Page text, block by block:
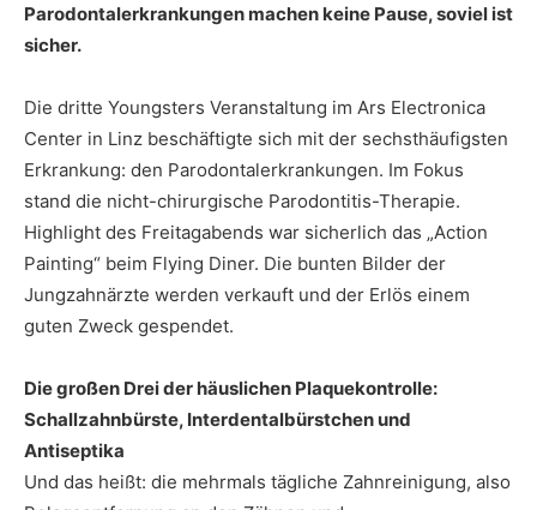
Parodontalerkrankungen machen keine Pause, soviel ist
sicher.
Die dritte Youngsters Veranstaltung im Ars Electronica
Center in Linz beschäftigte sich mit der sechsthäufigsten
Erkrankung: den Parodontalerkrankungen. Im Fokus
stand die nicht-chirurgische Parodontitis-Therapie.
Highlight des Freitagabends war sicherlich das „Action
Painting“ beim Flying Diner. Die bunten Bilder der
Jungzahnärzte werden verkauft und der Erlös einem
guten Zweck gespendet.
Die großen Drei der häuslichen Plaquekontrolle:
Schallzahnbürste, Interdentalbürstchen und
Antiseptika
Und das heißt: die mehrmals tägliche Zahnreinigung, also